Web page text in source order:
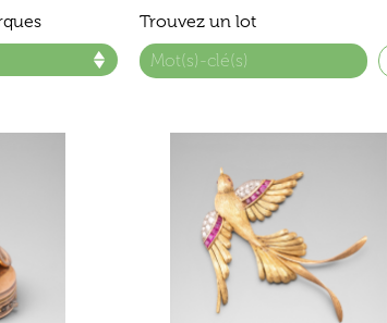
Trouvez un lot